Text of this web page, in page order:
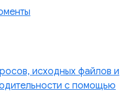
исходных файлов и
с помощью